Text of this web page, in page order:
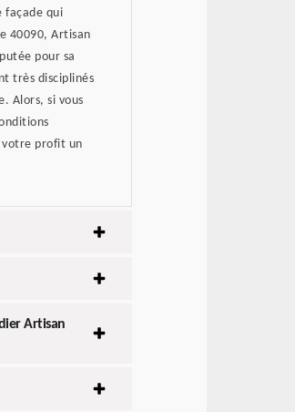
façade qui
40090, Artisan
pour sa
très disciplinés
Alors, si vous
votre profit un
Artisan